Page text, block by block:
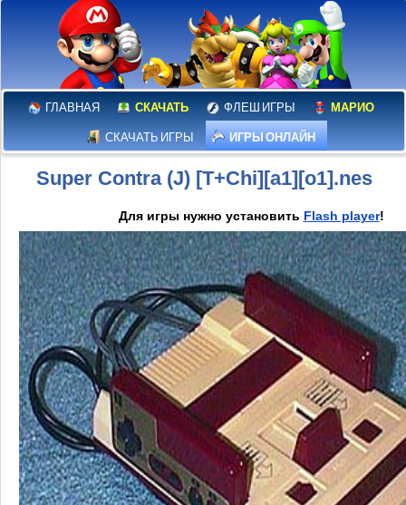
ГЛАВНАЯ СКАЧАТЬ ФЛЕШ ИГРЫ МАРИО
СКАЧАТЬ ИГРЫ ИГРЫ ОНЛАЙН
Super Contra (J) [T+Chi][a1][o1].nes
Для игры нужно установить Flash player!